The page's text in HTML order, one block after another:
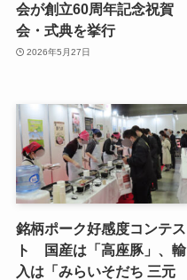
会が創立60周年記念祝賀
会・式典を挙行
2026年5月27日
銘柄ポーク好感度コンテス
ト 国産は「高座豚」、輸
入は「みらいそだち 三元